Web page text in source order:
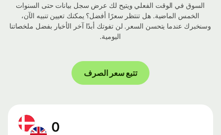
السوق في الوقت الفعلي ويتيح لك عرض سجل بيانات حتى السنوات
الخمس الماضية. هل تنتظر سعرًا أفضل؟ يمكنك تعيين تنبيه الآن،
وسنخبرك عندما يتحسن السعر. لن تفوتك أبدًا آخر الأخبار بفضل ملخصاتنا
اليومية.
تتبع سعر الصرف